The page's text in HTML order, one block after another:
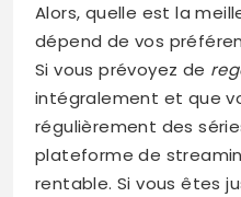
Alors, quelle est la
dépend de vos
Si vous prévoyez de
intégralement et que
régulièrement des
plateforme de
rentable. Si vous êtes